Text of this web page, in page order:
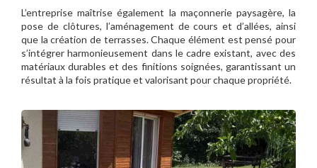
L’entreprise maîtrise également la maçonnerie paysagère, la
pose de clôtures, l’aménagement de cours et d’allées, ainsi
que la création de terrasses. Chaque élément est pensé pour
s’intégrer harmonieusement dans le cadre existant, avec des
matériaux durables et des finitions soignées, garantissant un
résultat à la fois pratique et valorisant pour chaque propriété.